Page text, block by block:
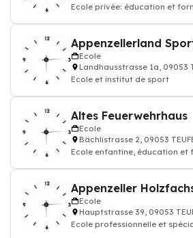
Ecole privée: éducation et
Appenzellerland
Ecole
Landhausstrasse 1a, 09053
Ecole et institut de sport
Altes Feuerwehrhaus
Ecole
Bächlistrasse 2, 09053
Ecole enfantine, éducation et
Appenzeller
Ecole
Hauptstrasse 39, 09053
Ecole professionnelle et